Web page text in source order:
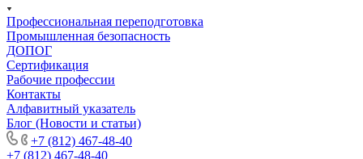
Профессиональная переподготовка
Промышленная безопасность
ДОПОГ
Сертификация
Рабочие профессии
Контакты
Алфавитный указатель
Блог (Новости и статьи)
+7 (812) 467-48-40
+7 (812) 467-48-40